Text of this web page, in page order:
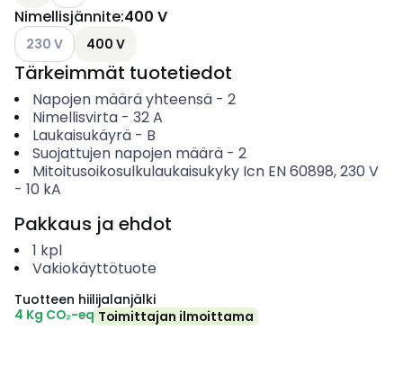
Nimellisjännite:400 V
Katso käytettävissä olevat vaihtoehdot
230 V 400 V
Tärkeimmät tuotetiedot
Napojen määrä yhteensä- 2
Nimellisvirta- 32A
Laukaisukäyrä- B
Suojattujen napojen määrä- 2
Mitoitusoikosulkulaukaisukyky Icn EN 60898, 230 V
- 10 kA
Pakkaus ja ehdot
1 kpl
Vakiokäyttötuote
Tuotteen hiilijalanjälki
4 Kg CO₂-eq Toimittajan ilmoittama